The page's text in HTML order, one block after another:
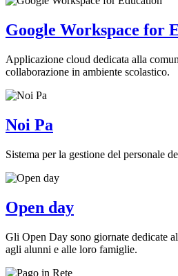
Google Workspace for
Applicazione cloud dedicata alla
collaborazione in ambiente scolastico.
Noi Pa
Sistema per la gestione del personale
Open day
Gli Open Day sono giornate dedicate
agli alunni e alle loro famiglie.